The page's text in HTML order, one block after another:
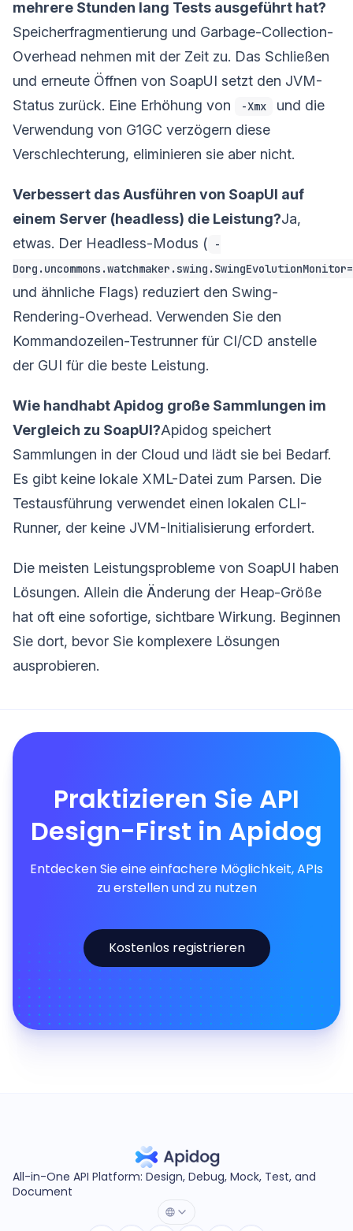
mehrere Stunden lang Tests ausgeführt hat?
Speicherfragmentierung und Garbage-Collection-
Overhead nehmen mit der Zeit zu. Das Schließen
und erneute Öffnen von SoapUI setzt den JVM-
Status zurück. Eine Erhöhung von
-Xmx
und die
Verwendung von G1GC verzögern diese
Verschlechterung, eliminieren sie aber nicht.
Verbessert das Ausführen von SoapUI auf
einem Server (headless) die Leistung?Ja,
etwas. Der Headless-Modus (
-
und ähnliche Flags) reduziert den Swing-
Rendering-Overhead. Verwenden Sie den
Kommandozeilen-Testrunner für CI/CD anstelle
der GUI für die beste Leistung.
Wie handhabt Apidog große Sammlungen im
Vergleich zu SoapUI?Apidog speichert
Sammlungen in der Cloud und lädt sie bei Bedarf.
Es gibt keine lokale XML-Datei zum Parsen. Die
Testausführung verwendet einen lokalen CLI-
Runner, der keine JVM-Initialisierung erfordert.
Die meisten Leistungsprobleme von SoapUI haben
Lösungen. Allein die Änderung der Heap-Größe
hat oft eine sofortige, sichtbare Wirkung. Beginnen
Sie dort, bevor Sie komplexere Lösungen
ausprobieren.
Praktizieren Sie API
Design-First in Apidog
Entdecken Sie eine einfachere Möglichkeit, APIs
zu erstellen und zu nutzen
Kostenlos registrieren
All-in-One API Platform: Design, Debug, Mock, Test, and
Document